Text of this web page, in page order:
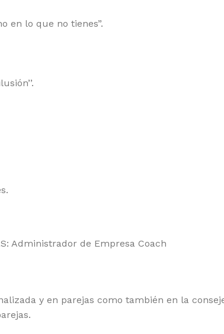
en lo que no tienes”.
Administrador de Empresa Coach
y en parejas como también en la